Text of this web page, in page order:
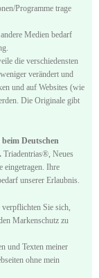
Programme trage
Medien bedarf
die verschiedensten
verändert und
und auf Websites (wie
Die Originale gibt
Deutschen
Triadentrias®, Neues
eingetragen. Ihre
unserer Erlaubnis.
verpflichten Sie sich,
Markenschutz zu
und Texten meiner
ohne mein